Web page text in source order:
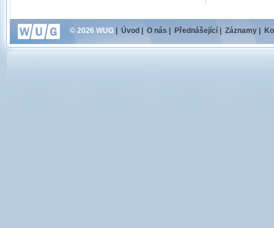
© 2026 WUG Úvod O nás Přednášející Záznamy